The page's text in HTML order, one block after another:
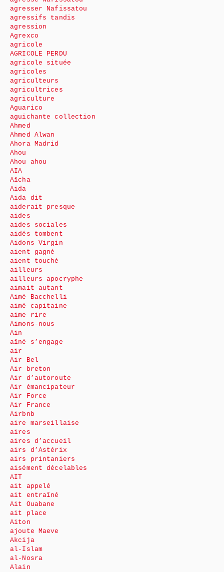
agresser Nafissatou
agressifs tandis
agression
Agrexco
agricole
AGRICOLE PERDU
agricole située
agricoles
agriculteurs
agricultrices
agriculture
Aguarico
aguichante collection
Ahmed
Ahmed Alwan
Ahora Madrid
Ahou
Ahou ahou
AIA
Aïcha
Aida
Aida dit
aiderait presque
aides
aides sociales
aidés tombent
Aidons Virgin
aient gagné
aient touché
ailleurs
ailleurs apocryphe
aimait autant
Aimé Bacchelli
aimé capitaine
aime rire
Aimons-nous
Ain
aîné s’engage
air
Air Bel
Air breton
Air d’autoroute
Air émancipateur
Air Force
Air France
Airbnb
aire marseillaise
aires
aires d’accueil
airs d’Astérix
airs printaniers
aisément décelables
AIT
ait appelé
ait entraîné
Ait Ouabane
ait place
Aiton
ajoute Maeve
Akcija
al-Islam
al-Nosra
Alain